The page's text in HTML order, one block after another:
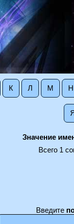
К Л М Н
Я
Значение
Всего 1
Введите